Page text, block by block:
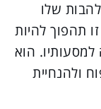
שלו
תהפוך להיות
הוא
ולהנחיית